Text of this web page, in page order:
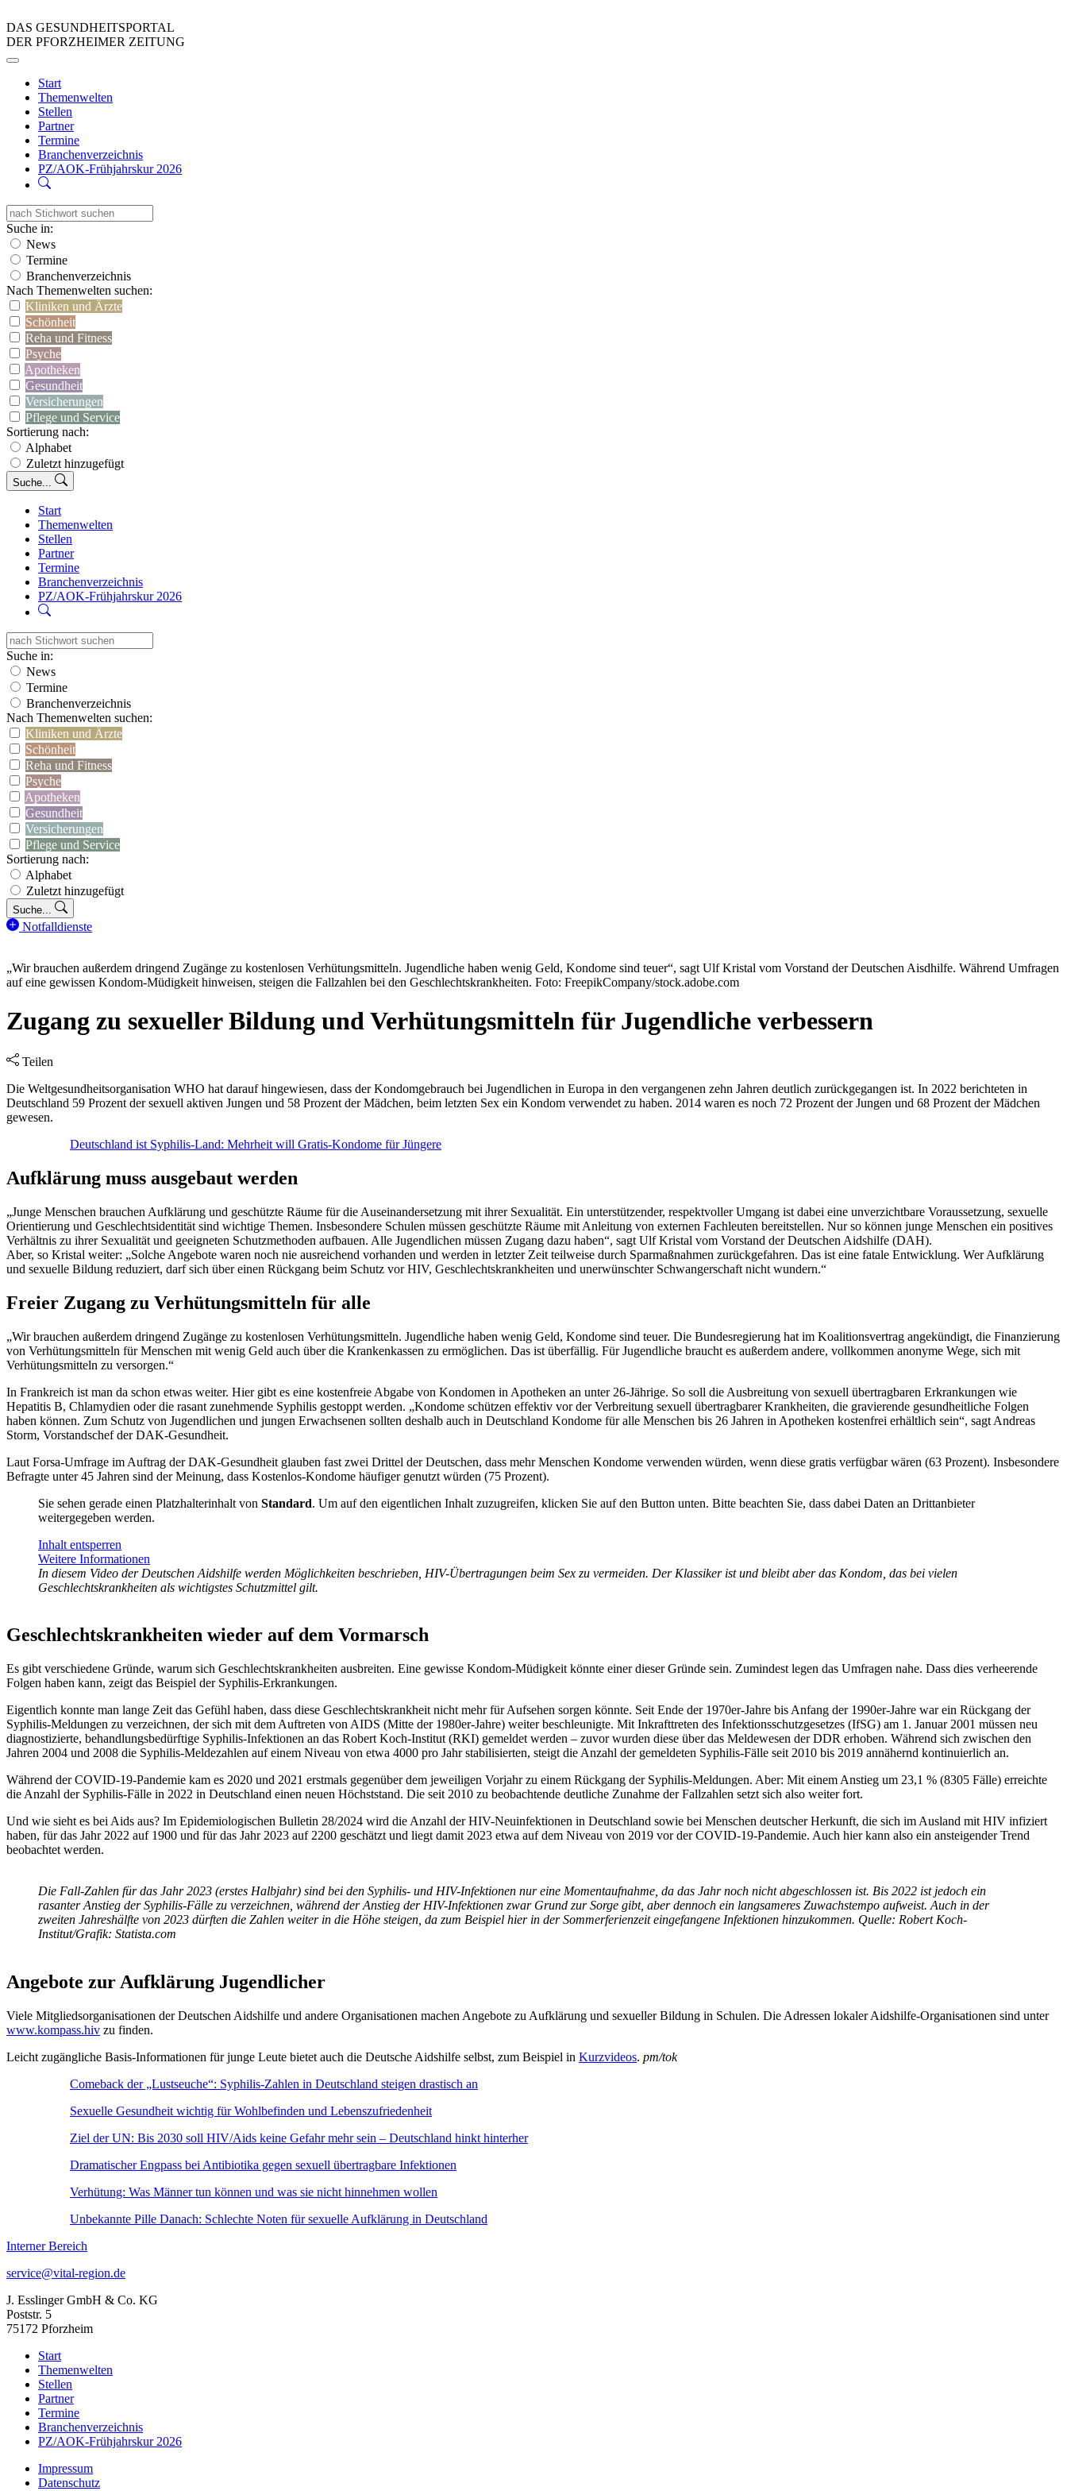
DAS GESUNDHEITSPORTAL
DER PFORZHEIMER ZEITUNG
Start
Themenwelten
Stellen
Partner
Termine
Branchenverzeichnis
PZ/AOK-Frühjahrskur 2026
Suche in:
News
Termine
Branchenverzeichnis
Nach Themenwelten suchen:
Kliniken und Ärzte
Schönheit
Reha und Fitness
Psyche
Apotheken
Gesundheit
Versicherungen
Pflege und Service
Sortierung nach:
Alphabet
Zuletzt hinzugefügt
Suche...
Start
Themenwelten
Stellen
Partner
Termine
Branchenverzeichnis
PZ/AOK-Frühjahrskur 2026
Suche in:
News
Termine
Branchenverzeichnis
Nach Themenwelten suchen:
Kliniken und Ärzte
Schönheit
Reha und Fitness
Psyche
Apotheken
Gesundheit
Versicherungen
Pflege und Service
Sortierung nach:
Alphabet
Zuletzt hinzugefügt
Suche...
Notfalldienste
„Wir brauchen außerdem dringend Zugänge zu kostenlosen Verhütungsmitteln. Jugendliche haben wenig Geld, Kondome sind teuer“, sagt Ulf Kristal vom Vorstand der Deutschen Aisdhilfe. Während Umfragen
auf eine gewissen Kondom-Müdigkeit hinweisen, steigen die Fallzahlen bei den Geschlechtskrankheiten. Foto: FreepikCompany/stock.adobe.com
Zugang zu sexueller Bildung und Verhütungsmitteln für Jugendliche verbessern
Teilen
Die Weltgesundheitsorganisation WHO hat darauf hingewiesen, dass der Kondomgebrauch bei Jugendlichen in Europa in den vergangenen zehn Jahren deutlich zurückgegangen ist. In 2022 berichteten in
Deutschland 59 Prozent der sexuell aktiven Jungen und 58 Prozent der Mädchen, beim letzten Sex ein Kondom verwendet zu haben. 2014 waren es noch 72 Prozent der Jungen und 68 Prozent der Mädchen
gewesen.
Deutschland ist Syphilis-Land: Mehrheit will Gratis-Kondome für Jüngere
Aufklärung muss ausgebaut werden
„Junge Menschen brauchen Aufklärung und geschützte Räume für die Auseinandersetzung mit ihrer Sexualität. Ein unterstützender, respektvoller Umgang ist dabei eine unverzichtbare Voraussetzung, sexuelle
Orientierung und Geschlechtsidentität sind wichtige Themen. Insbesondere Schulen müssen geschützte Räume mit Anleitung von externen Fachleuten bereitstellen. Nur so können junge Menschen ein positives
Verhältnis zu ihrer Sexualität und geeigneten Schutzmethoden aufbauen. Alle Jugendlichen müssen Zugang dazu haben“, sagt Ulf Kristal vom Vorstand der Deutschen Aidshilfe (DAH).
Aber, so Kristal weiter: „Solche Angebote waren noch nie ausreichend vorhanden und werden in letzter Zeit teilweise durch Sparmaßnahmen zurückgefahren. Das ist eine fatale Entwicklung. Wer Aufklärung
und sexuelle Bildung reduziert, darf sich über einen Rückgang beim Schutz vor HIV, Geschlechtskrankheiten und unerwünschter Schwangerschaft nicht wundern.“
Freier Zugang zu Verhütungsmitteln für alle
„Wir brauchen außerdem dringend Zugänge zu kostenlosen Verhütungsmitteln. Jugendliche haben wenig Geld, Kondome sind teuer. Die Bundesregierung hat im Koalitionsvertrag angekündigt, die Finanzierung
von Verhütungsmitteln für Menschen mit wenig Geld auch über die Krankenkassen zu ermöglichen. Das ist überfällig. Für Jugendliche braucht es außerdem andere, vollkommen anonyme Wege, sich mit
Verhütungsmitteln zu versorgen.“
In Frankreich ist man da schon etwas weiter. Hier gibt es eine kostenfreie Abgabe von Kondomen in Apotheken an unter 26-Jährige. So soll die Ausbreitung von sexuell übertragbaren Erkrankungen wie
Hepatitis B, Chlamydien oder die rasant zunehmende Syphilis gestoppt werden. „Kondome schützen effektiv vor der Verbreitung sexuell übertragbarer Krankheiten, die gravierende gesundheitliche Folgen
haben können. Zum Schutz von Jugendlichen und jungen Erwachsenen sollten deshalb auch in Deutschland Kondome für alle Menschen bis 26 Jahren in Apotheken kostenfrei erhältlich sein“, sagt Andreas
Storm, Vorstandschef der DAK-Gesundheit.
Laut Forsa-Umfrage im Auftrag der DAK-Gesundheit glauben fast zwei Drittel der Deutschen, dass mehr Menschen Kondome verwenden würden, wenn diese gratis verfügbar wären (63 Prozent). Insbesondere
Befragte unter 45 Jahren sind der Meinung, dass Kostenlos-Kondome häufiger genutzt würden (75 Prozent).
Sie sehen gerade einen Platzhalterinhalt von Standard. Um auf den eigentlichen Inhalt zuzugreifen, klicken Sie auf den Button unten. Bitte beachten Sie, dass dabei Daten an Drittanbieter
weitergegeben werden.
Inhalt entsperren
Weitere Informationen
In diesem Video der Deutschen Aidshilfe werden Möglichkeiten beschrieben, HIV-Übertragungen beim Sex zu vermeiden. Der Klassiker ist und bleibt aber das Kondom, das bei vielen
Geschlechtskrankheiten als wichtigstes Schutzmittel gilt.
Geschlechtskrankheiten wieder auf dem Vormarsch
Es gibt verschiedene Gründe, warum sich Geschlechtskrankheiten ausbreiten. Eine gewisse Kondom-Müdigkeit könnte einer dieser Gründe sein. Zumindest legen das Umfragen nahe. Dass dies verheerende
Folgen haben kann, zeigt das Beispiel der Syphilis-Erkrankungen.
Eigentlich konnte man lange Zeit das Gefühl haben, dass diese Geschlechtskrankheit nicht mehr für Aufsehen sorgen könnte. Seit Ende der 1970er-Jahre bis Anfang der 1990er-Jahre war ein Rückgang der
Syphilis-Meldungen zu verzeichnen, der sich mit dem Auftreten von AIDS (Mitte der 1980er-Jahre) weiter beschleunigte. Mit Inkrafttreten des Infektionsschutzgesetzes (IfSG) am 1. Januar 2001 müssen neu
diagnostizierte, behandlungsbedürftige Syphilis-Infektionen an das Robert Koch-Institut (RKI) gemeldet werden – zuvor wurden diese über das Meldewesen der DDR erhoben. Während sich zwischen den
Jahren 2004 und 2008 die Syphilis-Meldezahlen auf einem Niveau von etwa 4000 pro Jahr stabilisierten, steigt die Anzahl der gemeldeten Syphilis-Fälle seit 2010 bis 2019 annähernd kontinuierlich an.
Während der COVID-19-Pandemie kam es 2020 und 2021 erstmals gegenüber dem jeweiligen Vorjahr zu einem Rückgang der Syphilis-Meldungen. Aber: Mit einem Anstieg um 23,1 % (8305 Fälle) erreichte
die Anzahl der Syphilis-Fälle in 2022 in Deutschland einen neuen Höchststand. Die seit 2010 zu beobachtende deutliche Zunahme der Fallzahlen setzt sich also weiter fort.
Und wie sieht es bei Aids aus? Im Epidemiologischen Bulletin 28/2024 wird die Anzahl der HIV-Neuinfektionen in Deutschland sowie bei Menschen deutscher Herkunft, die sich im Ausland mit HIV infiziert
haben, für das Jahr 2022 auf 1900 und für das Jahr 2023 auf 2200 geschätzt und liegt damit 2023 etwa auf dem Niveau von 2019 vor der COVID-19-Pandemie. Auch hier kann also ein ansteigender Trend
beobachtet werden.
Die Fall-Zahlen für das Jahr 2023 (erstes Halbjahr) sind bei den Syphilis- und HIV-Infektionen nur eine Momentaufnahme, da das Jahr noch nicht abgeschlossen ist. Bis 2022 ist jedoch ein
rasanter Anstieg der Syphilis-Fälle zu verzeichnen, während der Anstieg der HIV-Infektionen zwar Grund zur Sorge gibt, aber dennoch ein langsameres Zuwachstempo aufweist. Auch in der
zweiten Jahreshälfte von 2023 dürften die Zahlen weiter in die Höhe steigen, da zum Beispiel hier in der Sommerferienzeit eingefangene Infektionen hinzukommen. Quelle: Robert Koch-
Institut/Grafik: Statista.com
Angebote zur Aufklärung Jugendlicher
Viele Mitgliedsorganisationen der Deutschen Aidshilfe und andere Organisationen machen Angebote zu Aufklärung und sexueller Bildung in Schulen. Die Adressen lokaler Aidshilfe-Organisationen sind unter
www.kompass.hiv zu finden.
Leicht zugängliche Basis-Informationen für junge Leute bietet auch die Deutsche Aidshilfe selbst, zum Beispiel in Kurzvideos. pm/tok
Comeback der „Lustseuche“: Syphilis-Zahlen in Deutschland steigen drastisch an
Sexuelle Gesundheit wichtig für Wohlbefinden und Lebenszufriedenheit
Ziel der UN: Bis 2030 soll HIV/Aids keine Gefahr mehr sein – Deutschland hinkt hinterher
Dramatischer Engpass bei Antibiotika gegen sexuell übertragbare Infektionen
Verhütung: Was Männer tun können und was sie nicht hinnehmen wollen
Unbekannte Pille Danach: Schlechte Noten für sexuelle Aufklärung in Deutschland
Interner Bereich
service@vital-region.de
J. Esslinger GmbH & Co. KG
Poststr. 5
75172 Pforzheim
Start
Themenwelten
Stellen
Partner
Termine
Branchenverzeichnis
PZ/AOK-Frühjahrskur 2026
Impressum
Datenschutz